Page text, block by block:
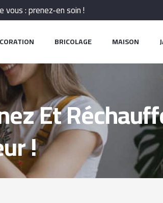
: prenez-en soin !
BRICOLAGE MAISON
Et
!